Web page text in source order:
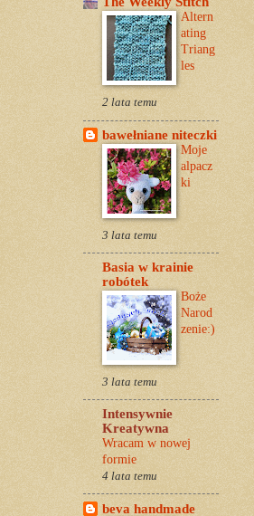
Altern
ating
Triang
les
2 lata temu
bawełniane niteczki
Moje
alpacz
ki
3 lata temu
Basia w krainie
robótek
Boże
Narod
zenie:)
3 lata temu
Intensywnie
Kreatywna
Wracam w nowej
formie
4 lata temu
beva handmade